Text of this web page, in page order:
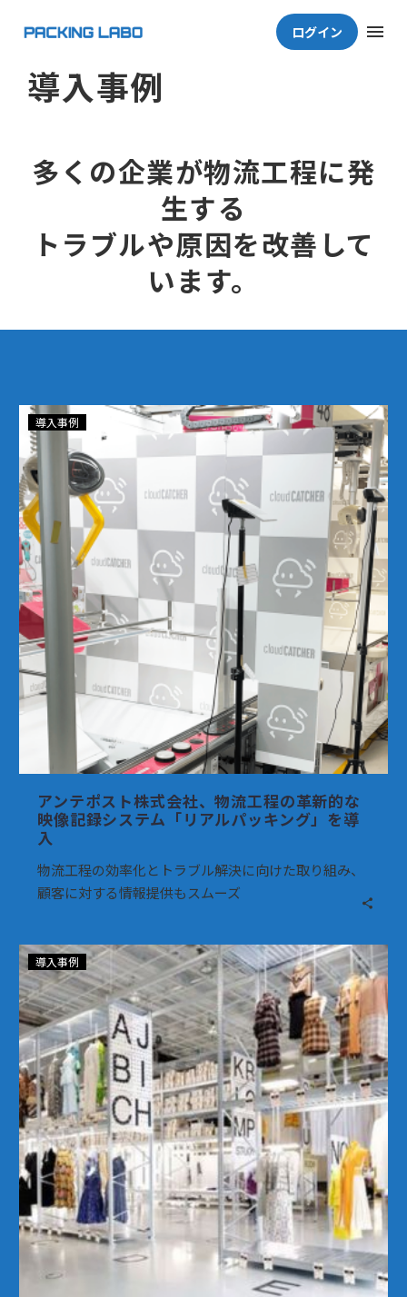
ログイン
導入事例
多くの企業が物流工程に発
生する
トラブルや原因を改善して
います。
ア
ン
テ
ポ
ス
ト
式
社、
物
流
工
程
の
革
新
的
な
像
記
ス
テ
ム
「リ
ア
ル
パ
ッ
キ
グ」
を
入
導入事例
アンテポスト株式会社、物流工程の革新的な
映像記録システム「リアルパッキング」を導
入
物流工程の効率化とトラブル解決に向けた取り組み、
顧客に対する情報提供もスムーズ
コ
ー
ナ
ー
マ
ー
ケ
ッ
ト
導入事例